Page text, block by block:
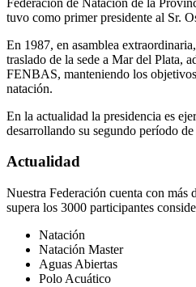
tuvo como primer presidente al Sr.
En 1987, en asamblea
traslado de la sede a Mar del Plata,
FENBAS, manteniendo los
natación.
En la actualidad la presidencia es
desarrollando su segundo período de
Actualidad
Nuestra Federación cuenta con más
supera los 3000 participantes
Natación
Natación Master
Aguas Abiertas
Polo Acuático